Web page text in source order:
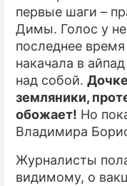
первые шаги –
Димы. Голос у
последнее
накачала в
над собой.
земляники,
обожает! Но
Владимира
Журналисты
видимому, о